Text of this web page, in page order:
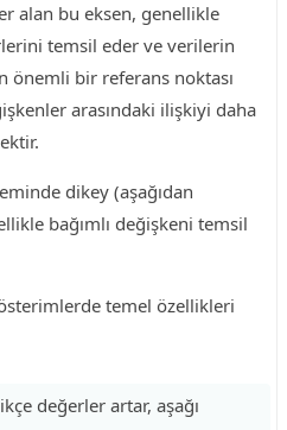
alan bu eksen, genellikle
temsil eder ve verilerin
önemli bir referans noktası
arasındaki ilişkiyi daha
dikey (aşağıdan
bağımlı değişkeni temsil
temel özellikleri
değerler artar, aşağı